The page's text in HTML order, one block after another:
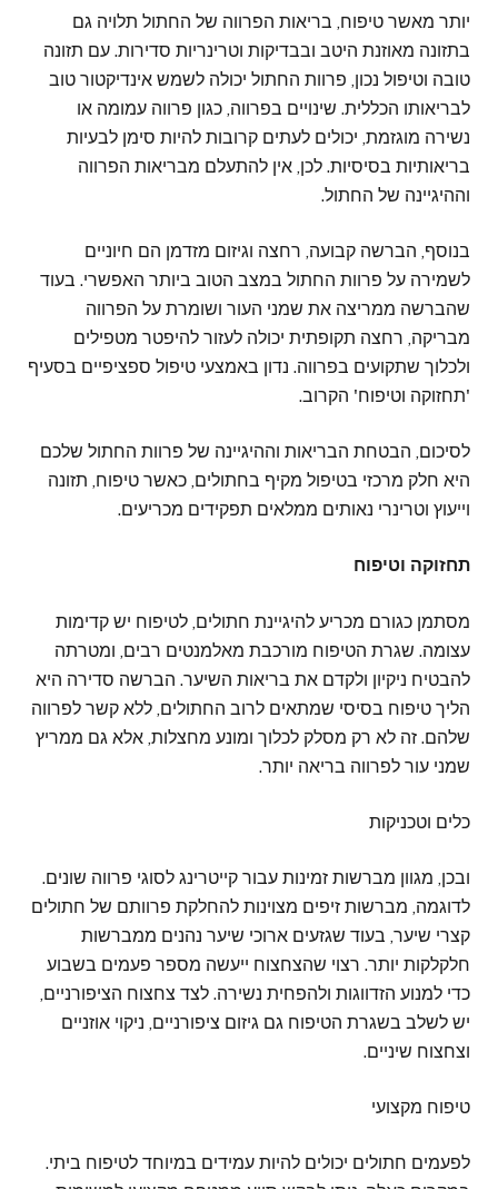
יותר מאשר טיפוח, בריאות הפרווה של החתול תלויה גם
בתזונה מאוזנת היטב ובבדיקות וטרינריות סדירות. עם תזונה
טובה וטיפול נכון, פרוות החתול יכולה לשמש אינדיקטור טוב
לבריאותו הכללית. שינויים בפרווה, כגון פרווה עמומה או
נשירה מוגזמת, יכולים לעתים קרובות להיות סימן לבעיות
בריאותיות בסיסיות. לכן, אין להתעלם מבריאות הפרווה
וההיגיינה של החתול.
בנוסף, הברשה קבועה, רחצה וגיזום מזדמן הם חיוניים
לשמירה על פרוות החתול במצב הטוב ביותר האפשרי. בעוד
שהברשה ממריצה את שמני העור ושומרת על הפרווה
מבריקה, רחצה תקופתית יכולה לעזור להיפטר מטפילים
ולכלוך שתקועים בפרווה. נדון באמצעי טיפול ספציפיים בסעיף
'תחזוקה וטיפוח' הקרוב.
לסיכום, הבטחת הבריאות וההיגיינה של פרוות החתול שלכם
היא חלק מרכזי בטיפול מקיף בחתולים, כאשר טיפוח, תזונה
וייעוץ וטרינרי נאותים ממלאים תפקידים מכריעים.
תחזוקה וטיפוח
מסתמן כגורם מכריע להיגיינת חתולים, לטיפוח יש קדימות
עצומה. שגרת הטיפוח מורכבת מאלמנטים רבים, ומטרתה
להבטיח ניקיון ולקדם את בריאות השיער. הברשה סדירה היא
הליך טיפוח בסיסי שמתאים לרוב החתולים, ללא קשר לפרווה
שלהם. זה לא רק מסלק לכלוך ומונע מחצלות, אלא גם ממריץ
שמני עור לפרווה בריאה יותר.
כלים וטכניקות
ובכן, מגוון מברשות זמינות עבור קייטרינג לסוגי פרווה שונים.
לדוגמה, מברשות זיפים מצוינות להחלקת פרוותם של חתולים
קצרי שיער, בעוד שגזעים ארוכי שיער נהנים ממברשות
חלקלקות יותר. רצוי שהצחצוח ייעשה מספר פעמים בשבוע
כדי למנוע הזדווגות ולהפחית נשירה. לצד צחצוח הציפורניים,
יש לשלב בשגרת הטיפוח גם גיזום ציפורניים, ניקוי אוזניים
וצחצוח שיניים.
טיפוח מקצועי
לפעמים חתולים יכולים להיות עמידים במיוחד לטיפוח ביתי.